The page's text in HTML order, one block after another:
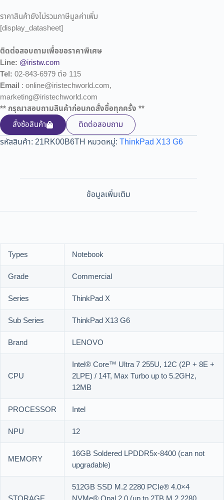
ราคาสินค้ายังไม่รวมภาษีมูลค่าเพิ่ม
[display_datasheet]
ติดต่อสอบถามเพื่อขอราคาพิเศษ
Line: @iristw.com
Tel: 02-843-6979 ต่อ 115
Email : online@iristechworld.com,
marketing@iristechworld.com
** กรุณาสอบถามสินค้าก่อนกดสั่งซื้อทุกครั้ง **
สั่งซ้อสินค้า
ติดต่อสอบถาม
รหัสสินค้า: 21RK00B6TH หมวดหมู่: ThinkPad X13 G6
ข้อมูลเพิ่มเติม
Types
Notebook
Grade
Commercial
Series
ThinkPad X
Sub Series
ThinkPad X13 G6
Brand
LENOVO
CPU
Intel® Core™ Ultra 7 255U, 12C (2P + 8E +
2LPE) / 14T, Max Turbo up to 5.2GHz,
12MB
PROCESSOR
Intel
NPU
12
MEMORY
16GB Soldered LPDDR5x-8400 (can not
upgradable)
512GB SSD M.2 2280 PCIe® 4.0×4